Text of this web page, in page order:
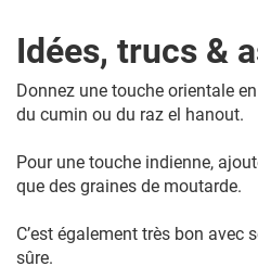
Idées, trucs &
Donnez une touche orientale
du cumin ou du raz el hanout.
Pour une touche indienne,
que des graines de moutarde.
C’est également très bon avec
sûre.